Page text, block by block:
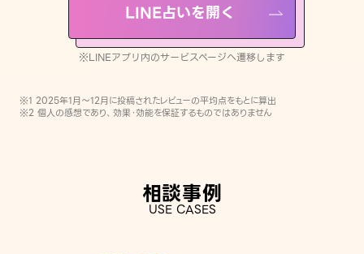
LINE占いを開く
※LINEアプリ内のサービスページへ遷移します
※1 2025年1月〜12月に投稿されたレビューの平均点をもとに算出
※2 個人の感想であり、効果・効能を保証するものではありません
相談事例
USE CASES